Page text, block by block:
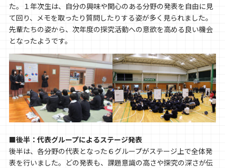
た。１年次生は、自分の興味や関心のある分野の発表を自由に見
て回り、メモを取ったり質問したりする姿が多く見られました。
先輩たちの姿から、次年度の探究活動への意欲を高める良い機会
となったようです。
■後半：代表グループによるステージ発表
後半は、各分野の代表となった６グループがステージ上で全体発
表を行いました。どの発表も、課題意識の高さや探究の深さが伝